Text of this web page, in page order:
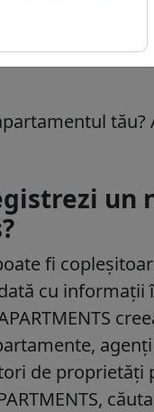
tău?
un
fi
cu informații
de proprietăți